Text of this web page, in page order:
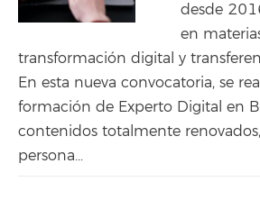
desde
en
transformación digital y
En esta nueva convocatoria, se
formación de Experto Digital en
contenidos totalmente
persona...